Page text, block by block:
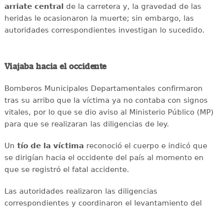
arriate central de la carretera y, la gravedad de las
heridas le ocasionaron la muerte; sin embargo, las
autoridades correspondientes investigan lo sucedido.
Viajaba hacia el occidente
Bomberos Municipales Departamentales confirmaron
tras su arribo que la víctima ya no contaba con signos
vitales, por lo que se dio aviso al Ministerio Público (MP)
para que se realizaran las diligencias de ley.
Un tío de la víctima reconoció el cuerpo e indicó que
se dirigían hacia el occidente del país al momento en
que se registró el fatal accidente.
Las autoridades realizaron las diligencias
correspondientes y coordinaron el levantamiento del